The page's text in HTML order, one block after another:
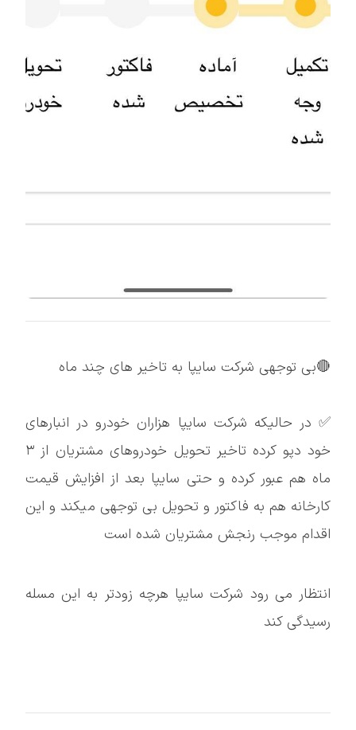
🔴بی توجهی شرکت سایپا به تاخیر های چند ماه
✅ در حالیکه شرکت سایپا هزاران خودرو در انبارهای
خود دپو کرده تاخیر تحویل خودروهای مشتریان از ٣
ماه هم عبور کرده و حتی سایپا بعد از افزایش قیمت
کارخانه هم به فاکتور و تحویل بی توجهی میکند و این
اقدام موجب رنجش مشتریان شده است
انتظار می رود شرکت سایپا هرچه زودتر به این مسله
رسیدگی کند